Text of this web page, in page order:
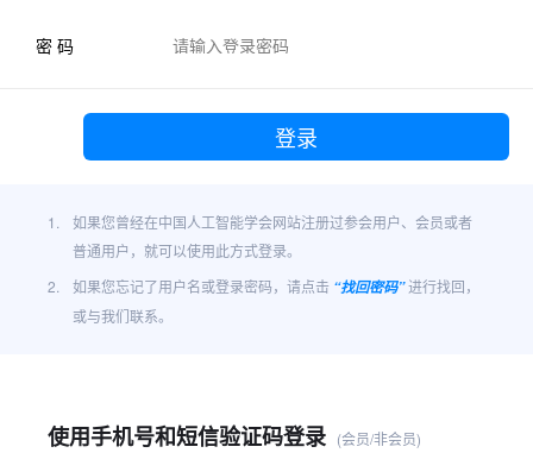
密 码
1.
如果您曾经在中国人工智能学会网站注册过参会用户、会员或者
普通用户，就可以使用此方式登录。
2.
如果您忘记了用户名或登录密码，请点击 “找回密码”进行找回，
或与我们联系。
使用手机号和短信验证码登录 (会员/非会员)